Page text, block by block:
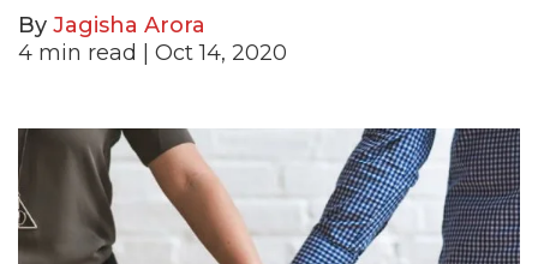
By Jagisha Arora
4 min read | Oct 14, 2020